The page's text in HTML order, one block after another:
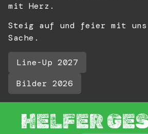
mit Herz.
Steig auf und feier mit
Sache.
Line-Up 2027
Bilder 2026
HELFER